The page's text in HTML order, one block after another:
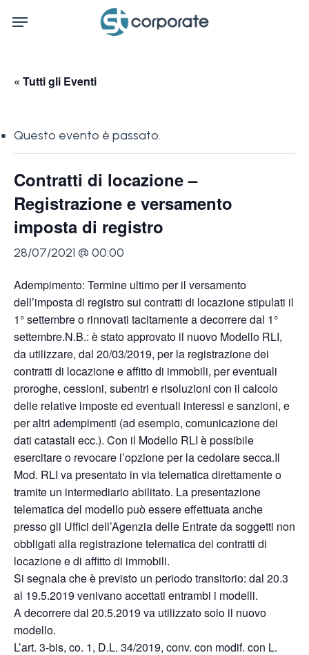
Menu
« Tutti gli Eventi
Questo evento è passato.
Contratti di locazione –
Registrazione e versamento
imposta di registro
28/07/2021 @ 00:00
Adempimento: Termine ultimo per il versamento
dell’imposta di registro sui contratti di locazione stipulati il
1° settembre o rinnovati tacitamente a decorrere dal 1°
settembre.N.B.: è stato approvato il nuovo Modello RLI,
da utilizzare, dal 20/03/2019, per la registrazione dei
contratti di locazione e affitto di immobili, per eventuali
proroghe, cessioni, subentri e risoluzioni con il calcolo
delle relative imposte ed eventuali interessi e sanzioni, e
per altri adempimenti (ad esempio, comunicazione dei
dati catastali ecc.). Con il Modello RLI è possibile
esercitare o revocare l’opzione per la cedolare secca.Il
Mod. RLI va presentato in via telematica direttamente o
tramite un intermediario abilitato. La presentazione
telematica del modello può essere effettuata anche
presso gli Uffici dell’Agenzia delle Entrate da soggetti non
obbligati alla registrazione telematica dei contratti di
locazione e di affitto di immobili.
Si segnala che è previsto un periodo transitorio: dal 20.3
al 19.5.2019 venivano accettati entrambi i modelli.
A decorrere dal 20.5.2019 va utilizzato solo il nuovo
modello.
L’art. 3-bis, co. 1, D.L. 34/2019, conv. con modif. con L.